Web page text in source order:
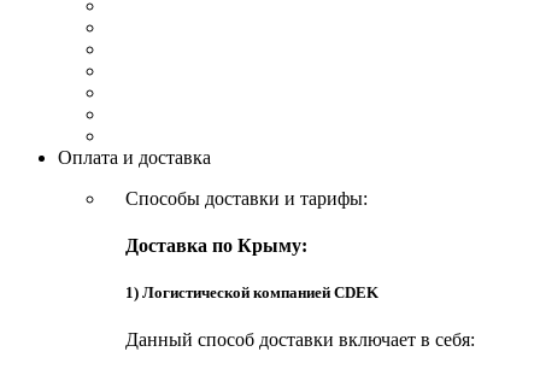
Оплата и доставка
Способы доставки и тарифы:
Доставка по Крыму:
1) Логистической компанией CDEK
Данный способ доставки включает в себя: